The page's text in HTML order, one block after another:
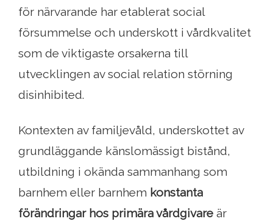
för närvarande har etablerat social
försummelse och underskott i vårdkvalitet
som de viktigaste orsakerna till
utvecklingen av social relation störning
disinhibited.
Kontexten av familjevåld, underskottet av
grundläggande känslomässigt bistånd,
utbildning i okända sammanhang som
barnhem eller barnhem konstanta
förändringar hos primära vårdgivare är